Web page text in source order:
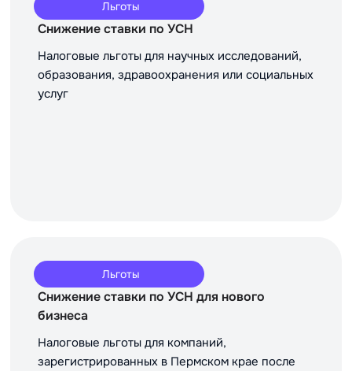
Льготы
Снижение ставки по УСН
Налоговые льготы для научных исследований,
образования, здравоохранения или социальных
услуг
Льготы
Снижение ставки по УСН для нового
бизнеса
Налоговые льготы для компаний,
зарегистрированных в Пермском крае после